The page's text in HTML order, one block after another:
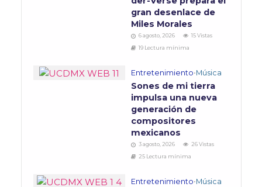
gran desenlace de
Miles Morales
6 agosto, 2026
15 Vistas
19 Lectura mínima
Entretenimiento•Música
Sones de mi tierra
impulsa una nueva
generación de
compositores
mexicanos
3 agosto, 2026
26 Vistas
25 Lectura mínima
Entretenimiento•Música